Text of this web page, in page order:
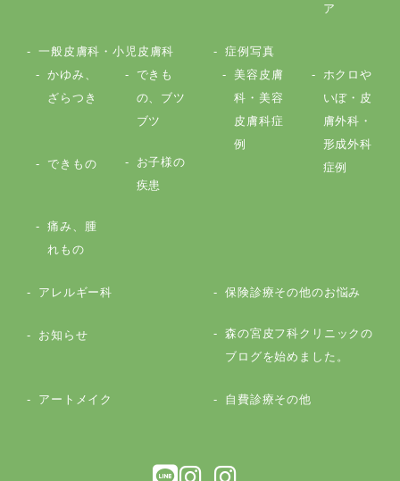
ア
一般皮膚科・小児皮膚科
かゆみ、
ざらつき
できも
の、ブツ
ブツ
できもの
お子様の
疾患
痛み、腫
れもの
症例写真
美容皮膚
科・美容
皮膚科症
例
ホクロや
いぼ・皮
膚外科・
形成外科
症例
アレルギー科 保険診療その他のお悩み
お知らせ
森の宮皮フ科クリニックの
ブログを始めました。
アートメイク 自費診療その他